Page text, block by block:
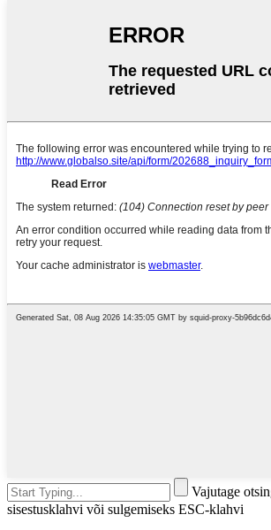
Vajutage
sisestusklahvi või sulgemiseks ESC-klahvi